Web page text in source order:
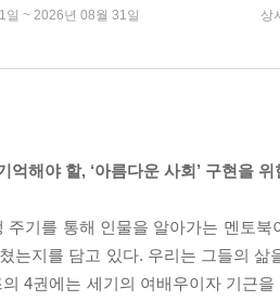
일 ~ 2026년 08월 31일 상
억해야 할, ‘아름다운 사회’ 구현을
주기를 통해 인물을 알아가는 멘토
는지를 담고 있다. 우리는 그들의 삶
4권에는 세기의 여배우이자 기근